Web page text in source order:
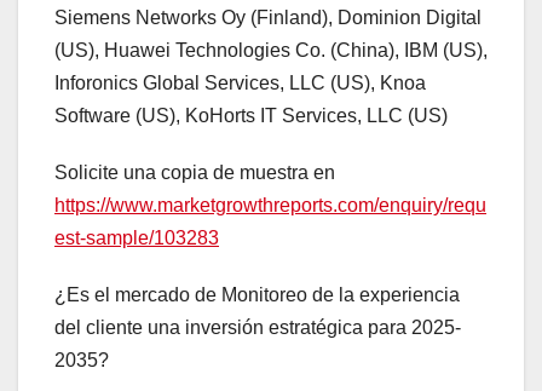
Siemens Networks Oy (Finland), Dominion Digital
(US), Huawei Technologies Co. (China), IBM (US),
Inforonics Global Services, LLC (US), Knoa
Software (US), KoHorts IT Services, LLC (US)
Solicite una copia de muestra en
https://www.marketgrowthreports.com/enquiry/requ
est-sample/103283
¿Es el mercado de Monitoreo de la experiencia
del cliente una inversión estratégica para 2025-
2035?